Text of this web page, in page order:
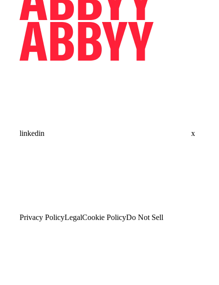
linkedin x
Privacy PolicyLegalCookie PolicyDo Not Sell